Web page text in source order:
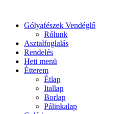
Gólyafészek Vendéglő
Rólunk
Asztalfoglalás
Rendelés
Heti menü
Étterem
Étlap
Itallap
Borlap
Pálinkalap